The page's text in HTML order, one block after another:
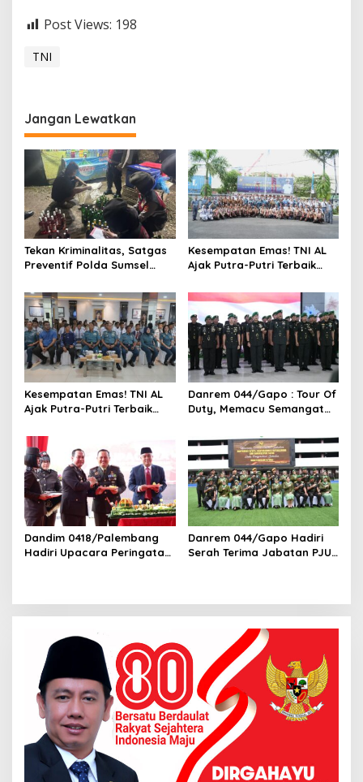
Post Views: 198
TNI
Jangan Lewatkan
Tekan Kriminalitas, Satgas
Preventif Polda Sumsel
Ilegal
Kesempatan Emas! TNI AL
Ajak Putra-Putri Terbaik
Palembang
Kesempatan Emas! TNI AL
Ajak Putra-Putri Terbaik
Palembang
Danrem 044/Gapo : Tour Of
Duty, Memacu Semangat
Dandim 0418/Palembang
Hadiri Upacara Peringatan
Danrem 044/Gapo Hadiri
Serah Terima Jabatan PJU